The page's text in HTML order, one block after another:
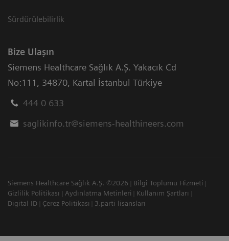
Sürdürülebilirlik
Bize Ulaşın
Siemens Healthcare Sağlık A.Ş. Yakacık Cd
No:111 , 34870, Kartal İstanbul Türkiye
444 0 633
saglikinfo.tr@siemens-healthineers.com
Siemens Healthcare Sağlık A.Ş. ©2026
Bilgi Toplumu Hizmeti
Gizlilik Politikası
Aydınlatma Metinleri
Kullanım Şartları
Digital ID
Çerez Politikası 3.parti lisansları